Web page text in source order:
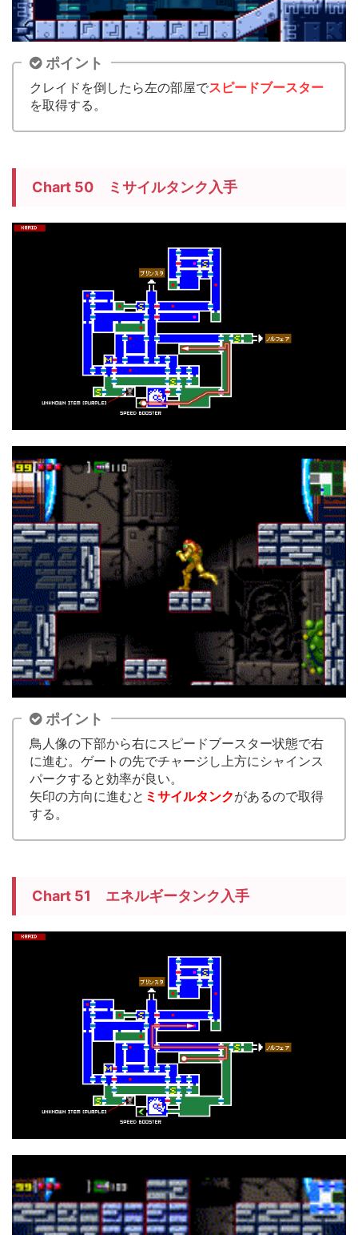
ポイント
クレイドを倒したら左の部屋でスピードブースター
を取得する。
Chart 50 ミサイルタンク入手
ポイント
鳥人像の下部から右にスピードブースター状態で右
に進む。ゲートの先でチャージし上方にシャインス
パークすると効率が良い。
矢印の方向に進むと ミサイルタンクがあるので取得
する。
Chart 51 エネルギータンク入手